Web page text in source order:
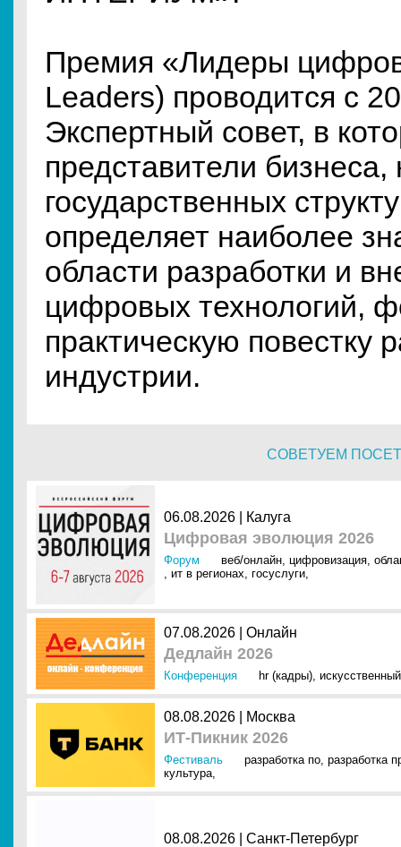
Премия «Лидеры
Leaders) проводится с
Экспертный совет, в
представители бизнеса,
государственных
определяет наиболее
области разработки и
цифровых технологий,
практическую повестку
индустрии.
СОВЕТУЕМ
06.08.2026 | Калуга
Цифровая эволюция 2026
Форум веб/онлайн, цифровизация,
, ит в регионах, госуслуги,
07.08.2026 | Онлайн
Дедлайн 2026
Конференция hr (кадры),
08.08.2026 | Москва
ИТ-Пикник 2026
Фестиваль разработка по, разработка
культура,
08.08.2026 | Санкт-Петербург